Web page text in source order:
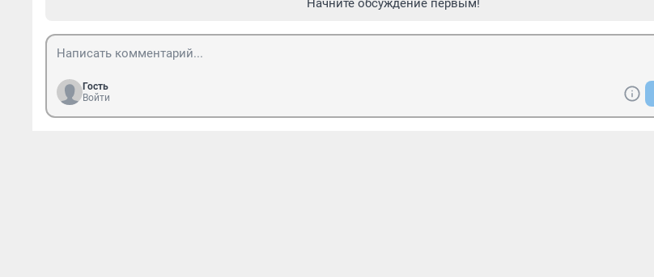
Начните обсуждение первым!
Гость
Войти